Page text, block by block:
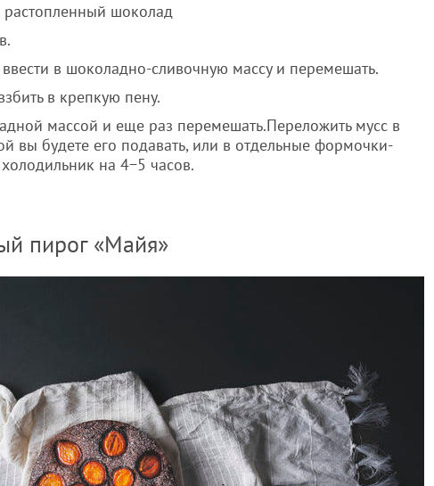
растопленный шоколад
в шоколадно-сливочную массу и перемешать.
в крепкую пену.
массой и еще раз перемешать.Переложить мусс в
вы будете его подавать, или в отдельные формочки-
на 4−5 часов.
пирог «Майя»